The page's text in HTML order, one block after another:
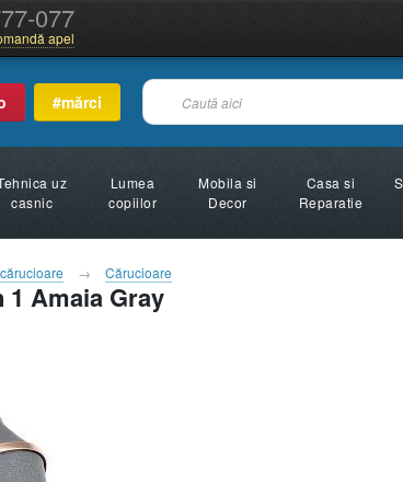
077
apel
#mărci
uz
casnic
Lumea
copiilor
Mobila si
Decor
Casa si
Reparatie
Cărucioare
Amaia Gray